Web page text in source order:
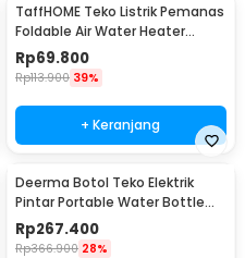
TaffHOME Teko Listrik Pemanas
Foldable Air Water Heater
600W 600ml - HY-01
Rp69.800
Rp113.900 39%
+ Keranjang
Deerma Botol Teko Elektrik
Pintar Portable Water Bottle
300W 350ml - DEM-DR035S
Rp267.400
Rp366.900 28%